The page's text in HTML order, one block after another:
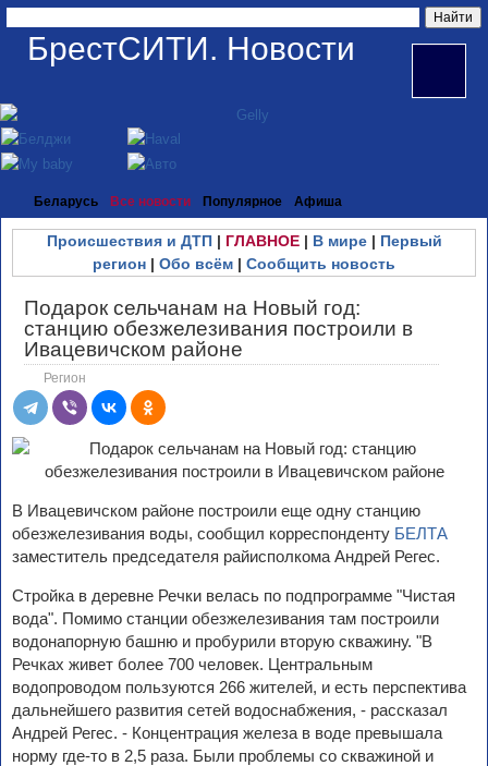
БрестСИТИ. Новости
Беларусь Все новости Популярное Афиша
Происшествия и ДТП| ГЛАВНОЕ| В мире| Первый
регион | Обо всём | Сообщить новость
Подарок сельчанам на Новый год:
станцию обезжелезивания построили в
Ивацевичском районе
Регион
В Ивацевичском районе построили еще одну станцию
обезжелезивания воды, сообщил корреспонденту БЕЛТА
заместитель председателя райисполкома Андрей Регес.
Стройка в деревне Речки велась по подпрограмме "Чистая
вода". Помимо станции обезжелезивания там построили
водонапорную башню и пробурили вторую скважину. "В
Речках живет более 700 человек. Центральным
водопроводом пользуются 266 жителей, и есть перспектива
дальнейшего развития сетей водоснабжения, - рассказал
Андрей Регес. - Концентрация железа в воде превышала
норму где-то в 2,5 раза. Были проблемы со скважиной и